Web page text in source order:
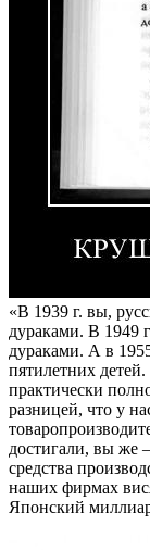
«В 1939 г. вы,
дураками. В 1949
дураками. А в
пятилетних
практически
разницей, что у
достигали, вы же
средства
наших фирмах
Японский